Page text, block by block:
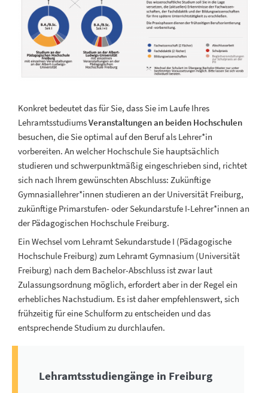
Konkret bedeutet das für Sie, dass Sie im Laufe Ihres
LehramtsstudiumsVeranstaltungen an beiden Hochschulen
besuchen, die Sie optimal auf den Beruf als Lehrer*in
vorbereiten. An welcher Hochschule Sie hauptsächlich
studieren und schwerpunktmäßig eingeschrieben sind, richtet
sich nach Ihrem gewünschten Abschluss: Zukünftige
Gymnasiallehrer*innen studieren an der Universität Freiburg,
zukünftige Primarstufen- oder Sekundarstufe I-Lehrer*innen an
der Pädagogischen Hochschule Freiburg.
Ein Wechsel vom Lehramt Sekundarstude I (Pädagogische
Hochschule Freiburg) zum Lehramt Gymnasium (Universität
Freiburg) nach dem Bachelor-Abschluss ist zwar laut
Zulassungsordnung möglich, erfordert aber in der Regel ein
erhebliches Nachstudium. Es ist daher empfehlenswert, sich
frühzeitig für eine Schulform zu entscheiden und das
entsprechende Studium zu durchlaufen.
Lehramtsstudiengänge in Freiburg